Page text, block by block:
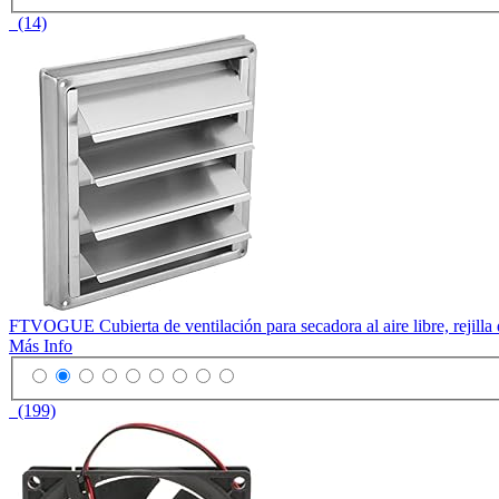
(14)
FTVOGUE Cubierta de ventilación para secadora al aire libre, rejilla
Más Info
(199)